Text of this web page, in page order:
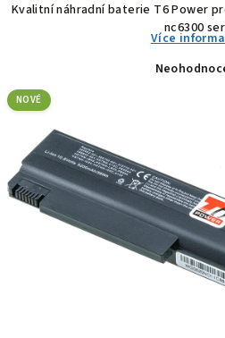
Kvalitní náhradní baterie T6 Power
nc6300
Více
Průměrné
NOVÉ